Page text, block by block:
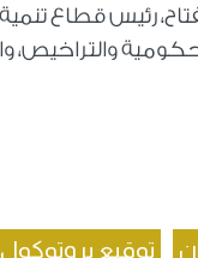
رئيس قطاع تنمية
والتراخيص،
توقيع بروتوكول